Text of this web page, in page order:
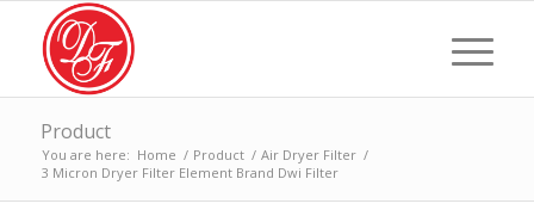
Product
You are here: Home / Product / Air Dryer Filter /
3 Micron Dryer Filter Element Brand Dwi Filter